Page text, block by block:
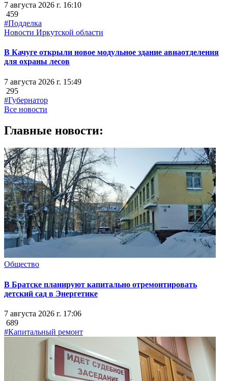
7 августа 2026 г. 16:10
459
#Подделка
Новости Иркутской области
В Качуге открыли новое модульное здание авиаотделения
для охраны лесов
7 августа 2026 г. 15:49
295
#Губернатор
Все новости
Главные новости:
Общество
В Братске планируют капитально отремонтировать
детский сад в Энергетике
7 августа 2026 г. 17:06
689
#Капитальный ремонт